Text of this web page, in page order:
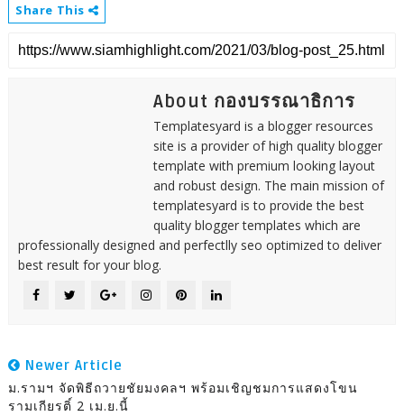
Share This
About กองบรรณาธิการ
Templatesyard is a blogger resources
site is a provider of high quality blogger
template with premium looking layout
and robust design. The main mission of
templatesyard is to provide the best
quality blogger templates which are
professionally designed and perfectlly seo optimized to deliver
best result for your blog.
Newer Article
ม.รามฯ จัดพิธีถวายชัยมงคลฯ พร้อมเชิญชมการแสดงโขน
รามเกียรติ์ 2 เม.ย.นี้